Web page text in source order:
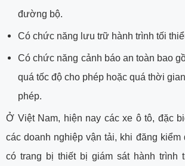
đường bộ.
Có chức năng lưu trữ hành trình tối
Có chức năng cảnh báo an toàn bao
quá tốc độ cho phép hoặc quá thời
phép.
Ở Việt Nam, hiện nay các xe ô tô, đặc
các doanh nghiệp vận tải, khi đăng kiểm
có trang bị thiết bị giám sát hành trình